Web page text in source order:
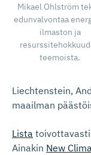
Mikael Ohlström
edunvalvontaa
ilmaston ja
teemoista.
Liechtenstein,
maailman
Lista toivottavasti
Ainakin New